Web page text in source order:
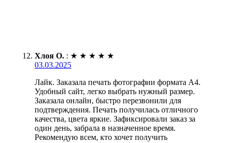
Хлоя О. : ★ ★ ★ ★ ★
03.03.2025
Лайк. Заказала печать фотографии формата А4.
Удобный сайт, легко выбрать нужный размер.
Заказала онлайн, быстро перезвонили для
подтверждения. Печать получилась отличного
качества, цвета яркие. Зафиксировали заказ за
один день, забрала в назначенное время.
Рекомендую всем, кто хочет получить